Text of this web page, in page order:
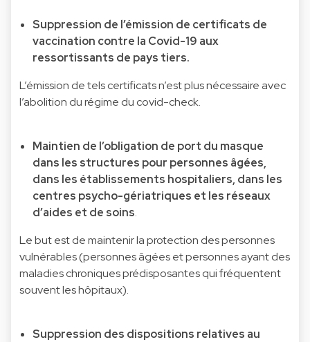
Suppression de l’émission de certificats de
vaccination contre la Covid-19 aux
ressortissants de pays tiers.
L’émission de tels certificats n’est plus nécessaire avec
l’abolition du régime du covid-check.
Maintien de l’obligation de port du masque
dans les structures pour personnes âgées,
dans les établissements hospitaliers, dans les
centres psycho-gériatriques et les réseaux
d’aides et de soins.
Le but est de maintenir la protection des personnes
vulnérables (personnes âgées et personnes ayant des
maladies chroniques prédisposantes qui fréquentent
souvent les hôpitaux).
Suppression des dispositions relatives au